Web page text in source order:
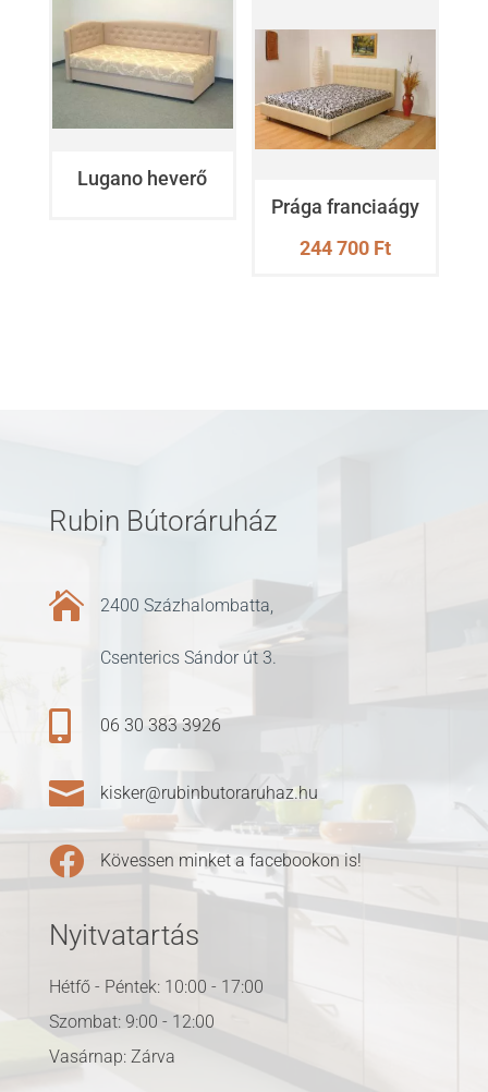
Lugano heverő
Prága franciaágy
244 700 Ft
Rubin Bútoráruház
 2400 Százhalombatta,
Csenterics Sándor út 3.
 06 30 383 3926
 kisker@rubinbutoraruhaz.hu
 Kövessen minket a facebookon is!
Nyitvatartás
Hétfő - Péntek: 10:00 - 17:00
Szombat: 9:00 - 12:00
Vasárnap: Zárva